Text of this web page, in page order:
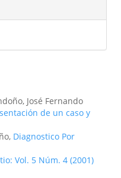
José Fernando
de un caso y
Diagnostico Por
Vol. 5 Núm. 4 (2001)